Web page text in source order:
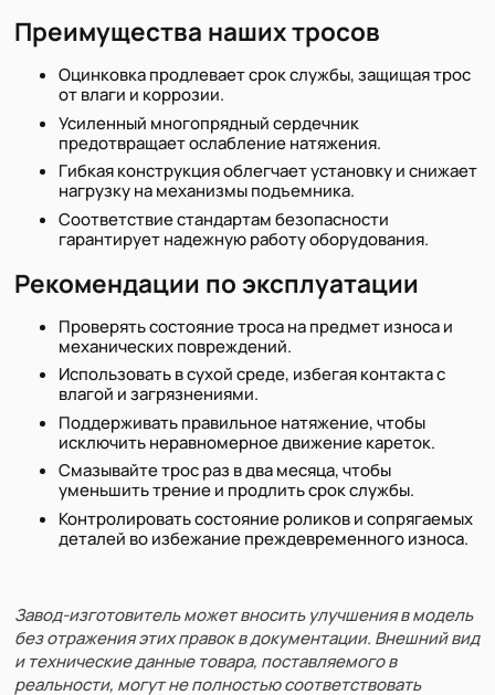
Преимущества наших тросов
Оцинковка продлевает срок службы, защищая трос
от влаги и коррозии.
Усиленный многопрядный сердечник
предотвращает ослабление натяжения.
Гибкая конструкция облегчает установку и снижает
нагрузку на механизмы подъемника.
Соответствие стандартам безопасности
гарантирует надежную работу оборудования.
Рекомендации по эксплуатации
Проверять состояние троса на предмет износа и
механических повреждений.
Использовать в сухой среде, избегая контакта с
влагой и загрязнениями.
Поддерживать правильное натяжение, чтобы
исключить неравномерное движение кареток.
Смазывайте трос раз в два месяца, чтобы
уменьшить трение и продлить срок службы.
Контролировать состояние роликов и сопрягаемых
деталей во избежание преждевременного износа.
Завод-изготовитель может вносить улучшения в модель
без отражения этих правок в документации. Внешний вид
и технические данные товара, поставляемого в
реальности, могут не полностью соответствовать